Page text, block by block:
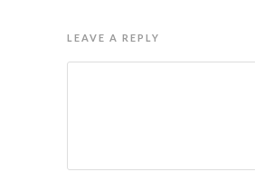
LEAVE A REPLY